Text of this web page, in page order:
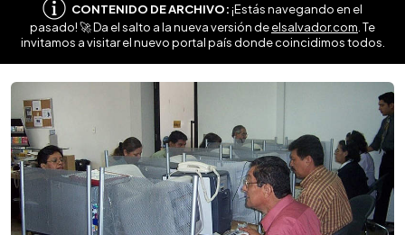
CONTENIDO DE ARCHIVO:¡Estás navegando en el
pasado! 🚀 Da el salto a la nueva versión deelsalvador.com . Te
invitamos a visitar el nuevo portal país donde coincidimos todos.